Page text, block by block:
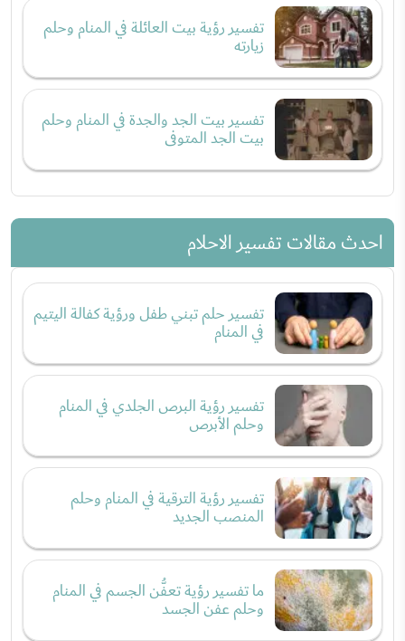
تفسير رؤية بيت العائلة في المنام وحلم
زيارته
تفسير بيت الجد والجدة في المنام وحلم
بيت الجد المتوفى
احدث مقالات تفسير الاحلام
تفسير حلم تبني طفل ورؤية كفالة اليتيم
في المنام
تفسير رؤية البرص الجلدي في المنام
وحلم الأبرص
تفسير رؤية الترقية في المنام وحلم
المنصب الجديد
ما تفسير رؤية تعفُّن الجسم في المنام
وحلم عفن الجسد